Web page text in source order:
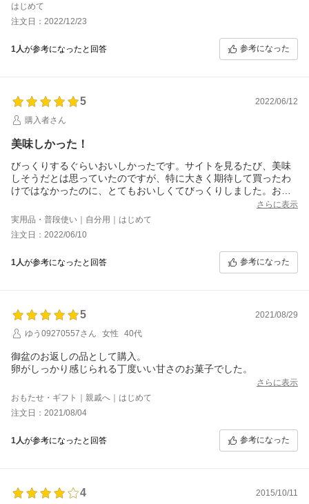
はじめて
注文日：2022/12/23
1人が参考になったと回答 参考になった
5
2022/06/12
購入者さん
美味しかった！
びっくりするぐらいおいしかったです。サイトを見るたび、美味
しそうだとは思っていたのですが、特に大きく期待して買ったわ
けではなかったのに、とてもおいしくてびっくりしました。お勧
さらに表示
実用品・普段使い｜自分用｜はじめて
注文日：2022/06/10
1人が参考になったと回答 参考になった
5
2021/08/29
ゆう09270557さん
女性 40代
御盆のお返しの品として購入。
卵がしっかり感じられる丁度いい甘さのお菓子でした。
さらに表示
おもたせ・ギフト｜親戚へ｜はじめて
注文日：2021/08/04
1人が参考になったと回答 参考になった
4 2015/10/11